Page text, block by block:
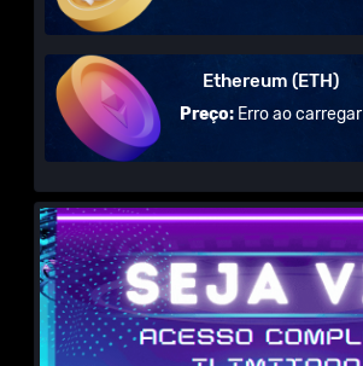
Ethereum (ETH)
Preço: Erro ao carregar